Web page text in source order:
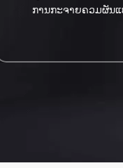
ການກະຈາຍຄວມຜັນ